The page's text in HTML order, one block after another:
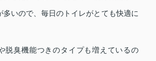
多いので、毎日のトイレがとても快適に
脱臭機能つきのタイプも増えているの